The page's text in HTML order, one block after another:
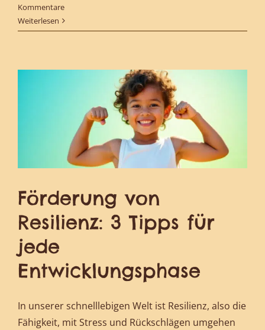
Kommentare
Weiterlesen
Förderung von
Resilienz: 3 Tipps für
jede
Entwicklungsphase
In unserer schnelllebigen Welt ist Resilienz, also die
Fähigkeit, mit Stress und Rückschlägen umgehen